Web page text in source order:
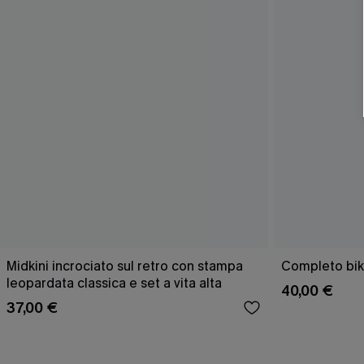
Midkini incrociato sul retro con stampa
leopardata classica e set a vita alta
37,00 €
Completo
40,00 €